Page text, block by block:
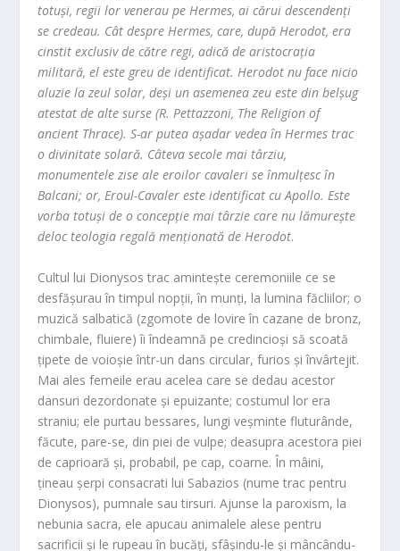
totuși, regii lor venerau pe Hermes, ai cărui descendenți
se credeau. Cât despre Hermes, care, după Herodot, era
cinstit exclusiv de către regi, adică de aristocrația
militară, el este greu de identificat. Herodot nu face nicio
aluzie la zeul solar, deși un asemenea zeu este din belșug
atestat de alte surse (R. Pettazzoni, The Religion of
ancient Thrace). S-ar putea așadar vedea în Hermes trac
o divinitate solară. Câteva secole mai târziu,
monumentele zise ale eroilor cavaleri se înmulțesc în
Balcani; or, Eroul-Cavaler este identificat cu Apollo. Este
vorba totuși de o concepție mai târzie care nu lămurește
deloc teologia regală menționată de Herodot.
Cultul lui Dionysos trac amintește ceremoniile ce se
desfășurau în timpul nopții, în munți, la lumina făcliilor; o
muzică salbatică (zgomote de lovire în cazane de bronz,
chimbale, fluiere) îi îndeamnă pe credincioși să scoată
țipete de voioșie într-un dans circular, furios și învârtejit.
Mai ales femeile erau acelea care se dedau acestor
dansuri dezordonate și epuizante; costumul lor era
straniu; ele purtau bessares, lungi veșminte fluturânde,
făcute, pare-se, din piei de vulpe; deasupra acestora piei
de caprioară și, probabil, pe cap, coarne. În mâini,
țineau șerpi consacrati lui Sabazios (nume trac pentru
Dionysos), pumnale sau tirsuri. Ajunse la paroxism, la
nebunia sacra, ele apucau animalele alese pentru
sacrificii și le rupeau în bucăți, sfâșindu-le și mâncându-